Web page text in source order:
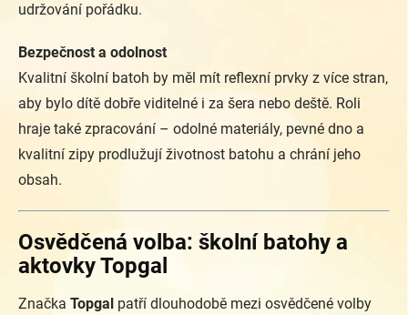
udržování pořádku.
Bezpečnost a odolnost
Kvalitní školní batoh by měl mít reflexní prvky z více stran,
aby bylo dítě dobře viditelné i za šera nebo deště. Roli
hraje také zpracování – odolné materiály, pevné dno a
kvalitní zipy prodlužují životnost batohu a chrání jeho
obsah.
Osvědčená volba: školní batohy a
aktovky Topgal
Značka Topgal patří dlouhodobě mezi osvědčené volby